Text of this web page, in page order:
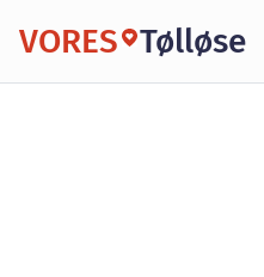
VORES Tølløse